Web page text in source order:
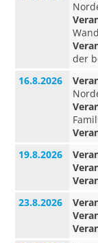
der
16.8.2026
19.8.2026
23.8.2026